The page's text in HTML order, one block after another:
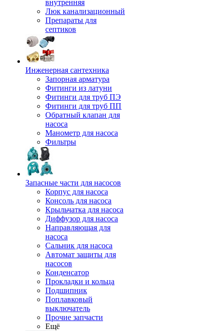
внутренняя
Люк канализационный
Препараты для
септиков
Инженерная сантехника
Запорная арматура
Фитинги из латуни
Фитинги для труб ПЭ
Фитинги для труб ПП
Обратный клапан для
насоса
Манометр для насоса
Фильтры
Запасные части для насосов
Корпус для насоса
Консоль для насоса
Крыльчатка для насоса
Диффузор для насоса
Направляющая для
насоса
Сальник для насоса
Автомат защиты для
насосов
Конденсатор
Прокладки и кольца
Подшипник
Поплавковый
выключатель
Прочие запчасти
Ещё